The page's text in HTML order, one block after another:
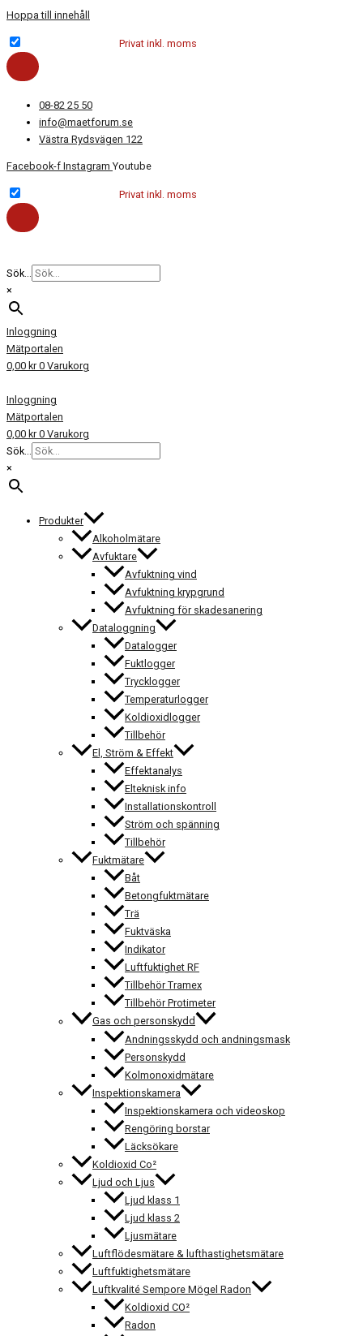
Hoppa till innehåll
Privat inkl. moms
08-82 25 50
info@maetforum.se
Västra Rydsvägen 122
Facebook-f Instagram Youtube
Privat inkl. moms
Sök...
×
Inloggning
Mätportalen
0,00 kr 0 Varukorg
Inloggning
Mätportalen
0,00 kr 0 Varukorg
Sök...
×
Produkter
Alkoholmätare
Avfuktare
Avfuktning vind
Avfuktning krypgrund
Avfuktning för skadesanering
Dataloggning
Datalogger
Fuktlogger
Trycklogger
Temperaturlogger
Koldioxidlogger
Tillbehör
El, Ström & Effekt
Effektanalys
Elteknisk info
Installationskontroll
Ström och spänning
Tillbehör
Fuktmätare
Båt
Betongfuktmätare
Trä
Fuktväska
Indikator
Luftfuktighet RF
Tillbehör Tramex
Tillbehör Protimeter
Gas och personskydd
Andningsskydd och andningsmask
Personskydd
Kolmonoxidmätare
Inspektionskamera
Inspektionskamera och videoskop
Rengöring borstar
Läcksökare
Koldioxid Co²
Ljud och Ljus
Ljud klass 1
Ljud klass 2
Ljusmätare
Luftflödesmätare & lufthastighetsmätare
Luftfuktighetsmätare
Luftkvalité Sempore Mögel Radon
Koldioxid CO²
Radon